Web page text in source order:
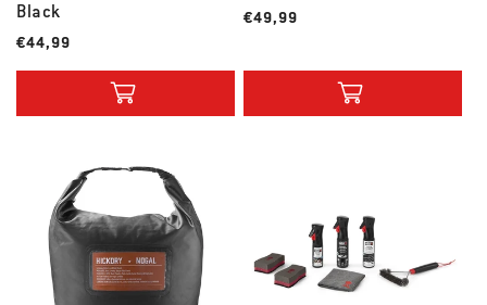
Black
Λιανική τιμή
€44,99
Λιανική τιμή
€49,99